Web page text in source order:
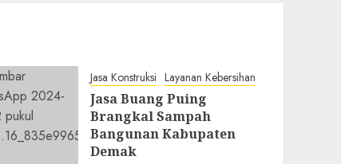
Jasa Konstruksi Layanan Kebersihan
Jasa Buang Puing
Brangkal Sampah
Bangunan Kabupaten
Demak